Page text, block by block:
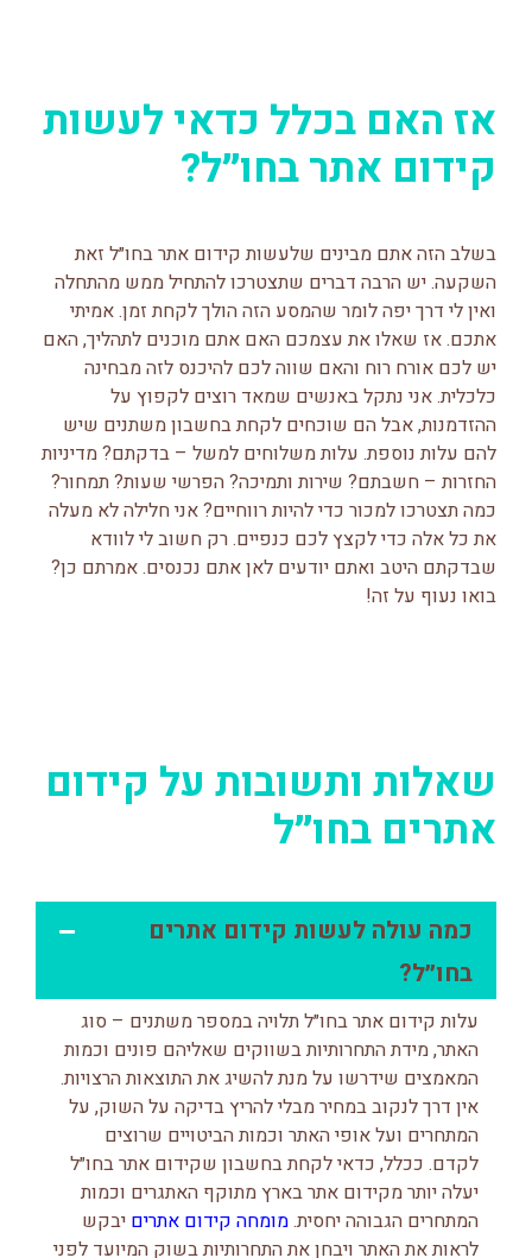
אז האם בכלל כדאי לעשות
קידום אתר בחו״ל?
בשלב הזה אתם מבינים שלעשות קידום אתר בחו״ל זאת
השקעה. יש הרבה דברים שתצטרכו להתחיל ממש מהתחלה
ואין לי דרך יפה לומר שהמסע הזה הולך לקחת זמן. אמיתי
אתכם. אז שאלו את עצמכם האם אתם מוכנים לתהליך, האם
יש לכם אורח רוח והאם שווה לכם להיכנס לזה מבחינה
כלכלית. אני נתקל באנשים שמאד רוצים לקפוץ על
ההזדמנות, אבל הם שוכחים לקחת בחשבון משתנים שיש
להם עלות נוספת. עלות משלוחים למשל – בדקתם? מדיניות
החזרות – חשבתם? שירות ותמיכה? הפרשי שעות? תמחור?
כמה תצטרכו למכור כדי להיות רווחיים? אני חלילה לא מעלה
את כל אלה כדי לקצץ לכם כנפיים. רק חשוב לי לוודא
שבדקתם היטב ואתם יודעים לאן אתם נכנסים. אמרתם כן?
בואו נעוף על זה!
שאלות ותשובות על קידום
אתרים בחו״ל
כמה עולה לעשות קידום אתרים
בחו״ל?
עלות קידום אתר בחו״ל תלויה במספר משתנים – סוג
האתר, מידת התחרותיות בשווקים שאליהם פונים וכמות
המאמצים שידרשו על מנת להשיג את התוצאות הרצויות.
אין דרך לנקוב במחיר מבלי להריץ בדיקה על השוק, על
המתחרים ועל אופי האתר וכמות הביטויים שרוצים
לקדם. ככלל, כדאי לקחת בחשבון שקידום אתר בחו״ל
יעלה יותר מקידום אתר בארץ מתוקף האתגרים וכמות
המתחרים הגבוהה יחסית.מומחה קידום אתרים יבקש
לראות את האתר ויבחן את התחרותיות בשוק המיועד לפני